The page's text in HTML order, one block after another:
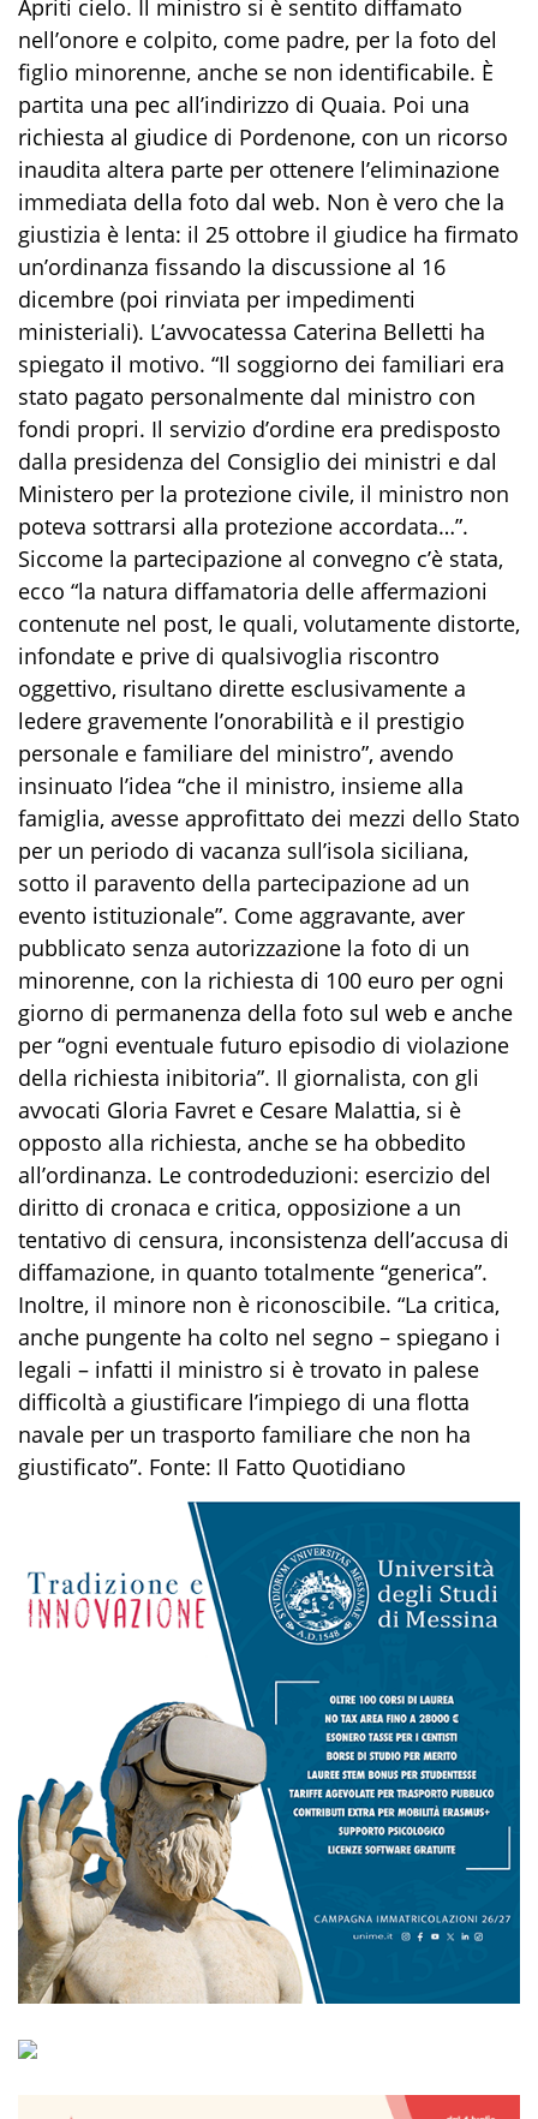
Apriti cielo. Il ministro si è sentito diffamato
nell’onore e colpito, come padre, per la foto del
figlio minorenne, anche se non identificabile. È
partita una pec all’indirizzo di Quaia. Poi una
richiesta al giudice di Pordenone, con un ricorso
inaudita altera parte per ottenere l’eliminazione
immediata della foto dal web. Non è vero che la
giustizia è lenta: il 25 ottobre il giudice ha firmato
un’ordinanza fissando la discussione al 16
dicembre (poi rinviata per impedimenti
ministeriali). L’avvocatessa Caterina Belletti ha
spiegato il motivo. “Il soggiorno dei familiari era
stato pagato personalmente dal ministro con
fondi propri. Il servizio d’ordine era predisposto
dalla presidenza del Consiglio dei ministri e dal
Ministero per la protezione civile, il ministro non
poteva sottrarsi alla protezione accordata…”.
Siccome la partecipazione al convegno c’è stata,
ecco “la natura diffamatoria delle affermazioni
contenute nel post, le quali, volutamente distorte,
infondate e prive di qualsivoglia riscontro
oggettivo, risultano dirette esclusivamente a
ledere gravemente l’onorabilità e il prestigio
personale e familiare del ministro”, avendo
insinuato l’idea “che il ministro, insieme alla
famiglia, avesse approfittato dei mezzi dello Stato
per un periodo di vacanza sull’isola siciliana,
sotto il paravento della partecipazione ad un
evento istituzionale”. Come aggravante, aver
pubblicato senza autorizzazione la foto di un
minorenne, con la richiesta di 100 euro per ogni
giorno di permanenza della foto sul web e anche
per “ogni eventuale futuro episodio di violazione
della richiesta inibitoria”. Il giornalista, con gli
avvocati Gloria Favret e Cesare Malattia, si è
opposto alla richiesta, anche se ha obbedito
all’ordinanza. Le controdeduzioni: esercizio del
diritto di cronaca e critica, opposizione a un
tentativo di censura, inconsistenza dell’accusa di
diffamazione, in quanto totalmente “generica”.
Inoltre, il minore non è riconoscibile. “La critica,
anche pungente ha colto nel segno – spiegano i
legali – infatti il ministro si è trovato in palese
difficoltà a giustificare l’impiego di una flotta
navale per un trasporto familiare che non ha
giustificato”. Fonte: Il Fatto Quotidiano